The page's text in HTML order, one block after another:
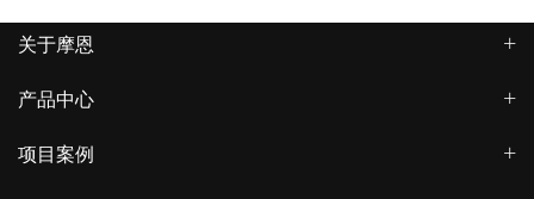
关于摩恩
产品中心
项目案例